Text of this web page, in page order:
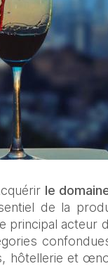
le
de la
principal
hôtellerie et